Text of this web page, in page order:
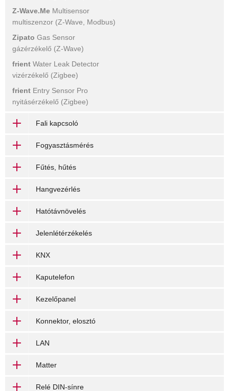
Z-Wave.Me Multisensor
multiszenzor (Z-Wave, Modbus)
Zipato Gas Sensor
gázérzékelő (Z-Wave)
frient Water Leak Detector
vizérzékelő (Zigbee)
frient Entry Sensor Pro
nyitásérzékelő (Zigbee)
Fali kapcsoló
Fogyasztásmérés
Fűtés, hűtés
Hangvezérlés
Hatótávnövelés
Jelenlétérzékelés
KNX
Kaputelefon
Kezelőpanel
Konnektor, elosztó
LAN
Matter
Relé DIN-sínre